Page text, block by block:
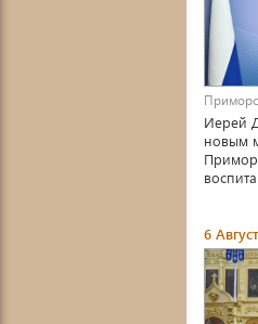
Иерей
новым
6